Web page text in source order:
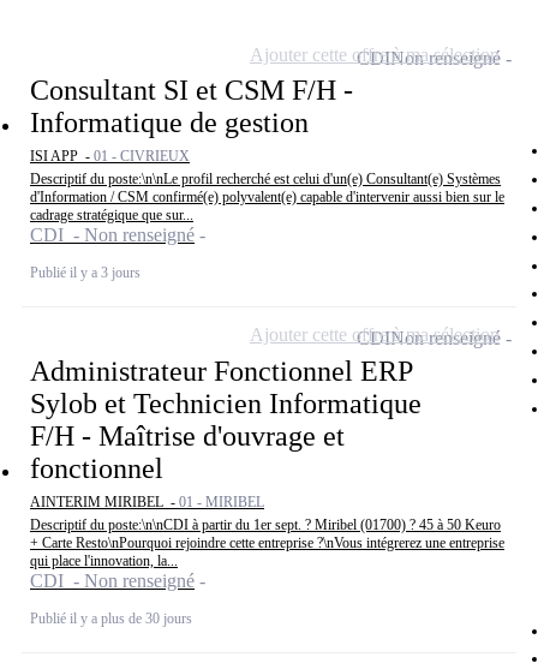
Consultant SI et CSM F/H -
Informatique de gestion
ISI APP - 01 - CIVRIEUX
Descriptif du poste:\n\nLe profil recherché est celui d'un(e) Consultant(e) Systèmes
d'Information / CSM confirmé(e) polyvalent(e) capable d'intervenir aussi bien sur le
cadrage stratégique que sur...
CDI - Non renseigné
Publié il y a 3 jours
CDINon renseigné
Ajouter cette offre à ma sélection
Administrateur Fonctionnel ERP
Sylob et Technicien Informatique
F/H - Maîtrise d'ouvrage et
fonctionnel
AINTERIM MIRIBEL - 01 - MIRIBEL
Descriptif du poste:\n\nCDI à partir du 1er sept. ? Miribel (01700) ? 45 à 50 Keuro
+ Carte Resto\nPourquoi rejoindre cette entreprise ?\nVous intégrerez une entreprise
qui place l'innovation, la...
CDI - Non renseigné
Publié il y a plus de 30 jours
CDINon renseigné
Ajouter cette offre à ma sélection